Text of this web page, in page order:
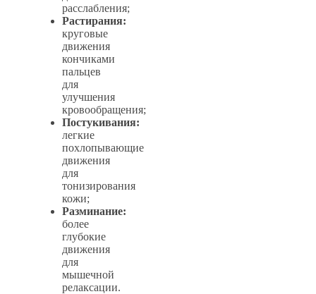
расслабления;
Растирания:
круговые
движения
кончиками
пальцев
для
улучшения
кровообращения;
Постукивания:
легкие
похлопывающие
движения
для
тонизирования
кожи;
Разминание:
более
глубокие
движения
для
мышечной
релаксации.